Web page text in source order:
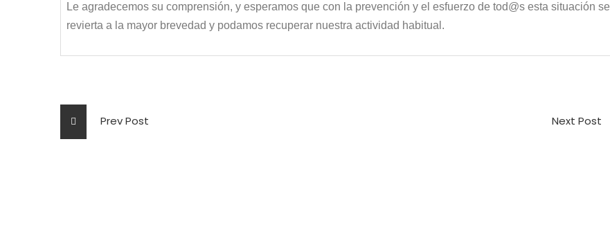
Le agradecemos su comprensión, y esperamos que con la prevención y el esfuerzo de tod@s esta situación se
revierta a la mayor brevedad y podamos recuperar nuestra actividad habitual.
Prev Post Next Post